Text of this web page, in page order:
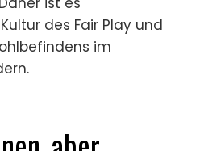
vor einzigartigen
ihre psychische
intensive Konkurrenz,